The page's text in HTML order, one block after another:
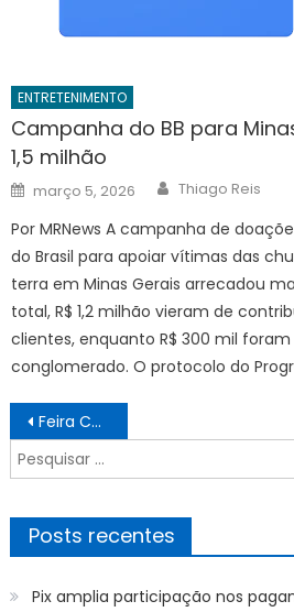
ENTRETENIMENTO
Campanha do BB para
1,5 milhão
Posted
on
março 5, 2026 Author
Thiago Reis
Por MRNews A campanha de
do Brasil para apoiar vítimas das
terra em Minas Gerais arrecadou
total, R$ 1,2 milhão vieram de
clientes, enquanto R$ 300 mil
conglomerado. O protocolo do
Navegação
de
Post
Feira Cultural do Bem-estar acontece neste domingo na Lagoa – Notícias de Itaperuna e Região
Pesquisar
por:
Posts recentes
Pix amplia participação nos